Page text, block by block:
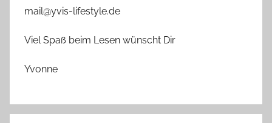
mail@yvis-lifestyle.de
Viel Spaß beim Lesen wünscht Dir
Yvonne